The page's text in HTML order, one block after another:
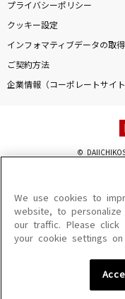
プライバシーポリシー
クッキー設定
インフォマティブデータの取
ご契約方法
企業情報（コーポレートサイト
©
このサイトに掲載されている一
を問わず、著作権法の定める範
を禁じます。
楽曲及びコンテンツは、機種に
楽曲及びコンテンツの配信日、
We use cookies to
website, to
our traffic. Please click
your cookie settings